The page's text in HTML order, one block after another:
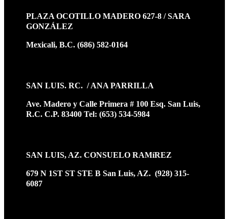
PLAZA OCOTILLO MADERO 627-8 / SARA
GONZÁLEZ
Mexicali, B.C. (686) 582-0164
SAN LUIS. RC. / ANA PARRILLA
Ave. Madero y Calle Primera # 100 Esq. San Luis,
R.C. C.P. 83400 Tel: (653) 534-5984
SAN LUIS, AZ. CONSUELO RAMíREZ
679 N 1ST ST STE B San Luis, AZ. (928) 315-
6087